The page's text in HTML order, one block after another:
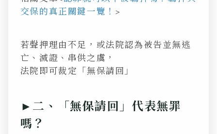
交保的真正關鍵一覽！ >
若聲押理由不足，或法院認為被告並無逃
亡、滅證、串供之虞，
法院即可裁定「無保請回」
►二、「無保請回」代表無罪
嗎？